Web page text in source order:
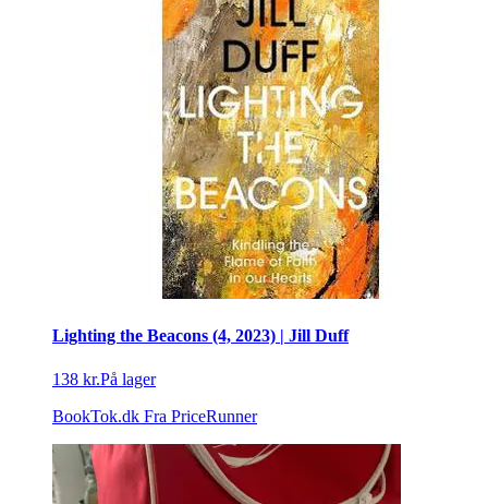
Lighting the Beacons (4, 2023) | Jill Duff
138 kr.På lager
BookTok.dk Fra PriceRunner